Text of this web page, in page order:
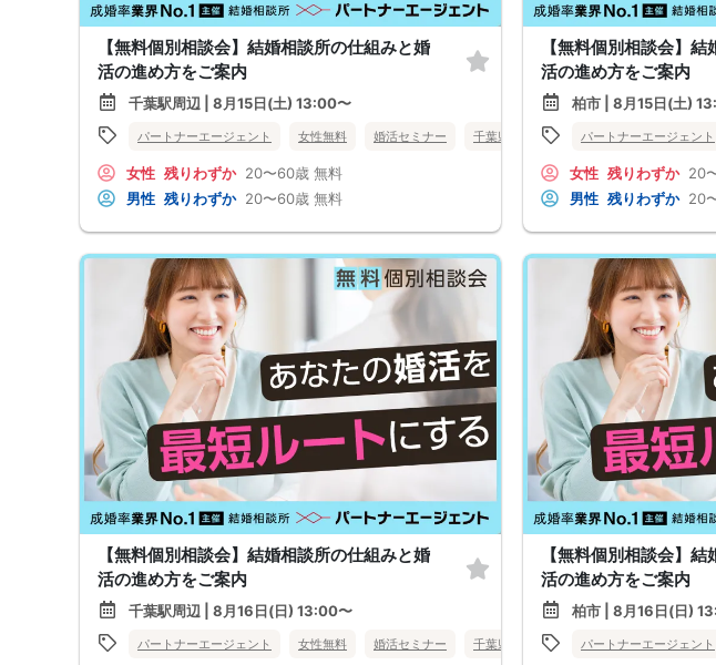
【無料個別相談会】結婚相談所の仕組みと婚
活の進め方をご案内
千葉駅周辺 | 8月15日(土) 13:00〜
パートナーエージェント 女性無料 婚活セミナー 千葉県 千葉駅周辺
女性 残りわずか 20〜60歳 無料
男性 残りわずか 20〜60歳 無料
【無料個別相談会】
活の進め方をご案内
柏市 | 8月15日(土)
パートナーエージェント
女性 残りわずか 20
男性 残りわずか 20
【無料個別相談会】結婚相談所の仕組みと婚
活の進め方をご案内
千葉駅周辺 | 8月16日(日) 13:00〜
パートナーエージェント 女性無料 婚活セミナー 千葉県 千葉駅周辺
【無料個別相談会】
活の進め方をご案内
柏市 | 8月16日(日)
パートナーエージェント